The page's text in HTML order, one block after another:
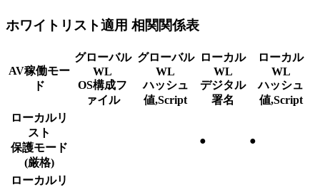
ホワイトリスト適用 相関関係表
AV稼働モー
ド
グローバル
WL
OS構成フ
ァイル
グローバル
WL
ハッシュ
値,Script
ローカル
WL
デジタル
署名
ローカル
WL
ハッシュ
値,Script
ローカルリ
スト
保護モード
(厳格)
● ●
ローカルリ